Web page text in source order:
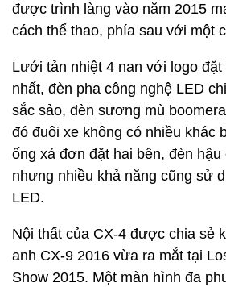
được trình làng vào năm 2015
cách thể thao, phía sau với một
Lưới tản nhiệt 4 nan với logo đặt
nhất, đèn pha công nghệ LED
sắc sảo, đèn sương mù
đó đuôi xe không có nhiều khác
ống xả đơn đặt hai bên, đèn
nhưng nhiều khả năng cũng sử
LED.
Nội thất của CX-4 được chia sẻ
anh CX-9 2016 vừa ra mắt tại
Show 2015. Một màn hình đa